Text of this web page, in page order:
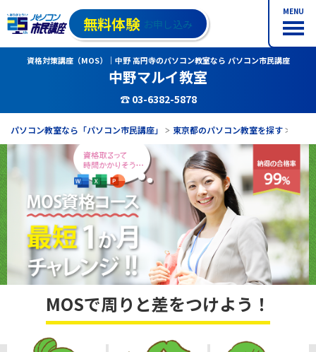
MENU
無料体験 お申し込み
資格対策講座（MOS）｜中野 高円寺のパソコン教室なら パソコン市民講座
中野マルイ教室
☎ 03-6382-5878
パソコン教室なら「パソコン市民講座」 東京都のパソコン教室を探す
MOSで周りと差をつけよう！